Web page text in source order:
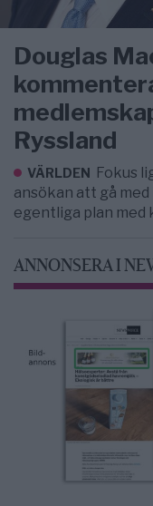
Douglas
Ryssland
VÄRLDEN Fokus
ansökan att gå
egentliga plan med
ANNONSERA I